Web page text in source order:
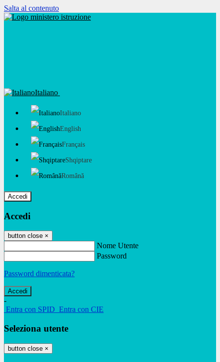
Salta al contenuto
Italiano
Italiano
English
Français
Shqiptare
Română
Accedi
Accedi
button close ×
Nome Utente
Password
Password dimenticata?
-
Entra con SPID Entra con CIE
Seleziona utente
button close ×